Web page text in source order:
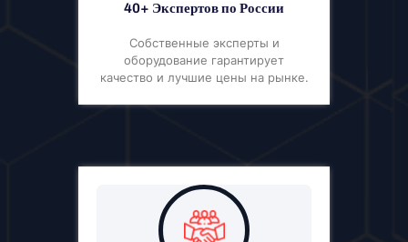
40+ Экспертов по России
Собственные эксперты и
оборудование гарантирует
качество и лучшие цены на рынке.